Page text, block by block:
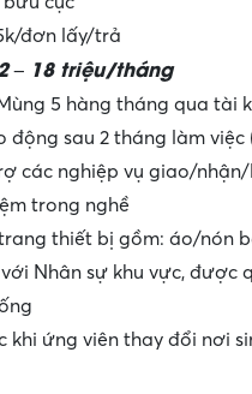
đơn lấy/trả
– 18 triệu/tháng
5 hàng tháng qua tài
sau 2 tháng làm việc
các nghiệp vụ giao/
trong nghề
thiết bị gồm: áo/nón
Nhân sự khu vực, được
khi ứng viên thay đổi nơi